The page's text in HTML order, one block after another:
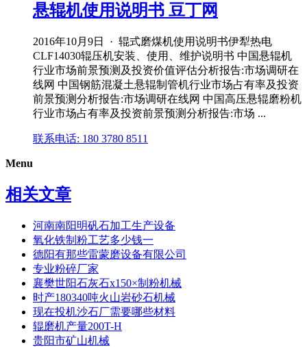
悬辊机使用说明书 豆丁网
2016年10月9日 · 辊式磨煤机使用说明书伊犁热电
CLF14030辊压机安装、使用、维护说明书 中国悬辊机
行业市场前景预测及投资价值评估分析报告:市场调研在
线网 中国钢筋混凝土悬辊制管机行业市场占有率及投资
前景预测分析报告:市场调研在线网 中国高压悬辊磨粉机
行业市场占有率及投资前景预测分析报告:市场 ...
联系电话: 180 3780 8511
Menu
相关文章
河南南阳明矾石加工生产设备
氧化铁制粉工艺多少钱一
德阳有那些雷蒙磨设备有限公司
专业粉碎厂家
襄樊世阳石灰石x150×制粉机械
时产180340吨火山岩砂石机械
现在投机沙石厂需要哪些材料
辊磨机产量200T-H
贵阳市矿山机械